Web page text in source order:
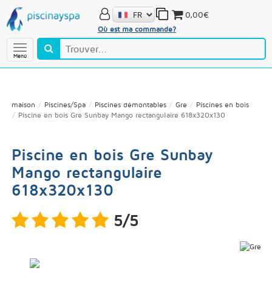
Menú
Où est ma commande?
0,00€
maison Piscines/Spa Piscines démontables Gre
Piscines en bois
Piscine en bois Gre Sunbay Mango rectangulaire 618x320x130
Piscine en bois Gre Sunbay
Mango rectangulaire
618x320x130
5/5